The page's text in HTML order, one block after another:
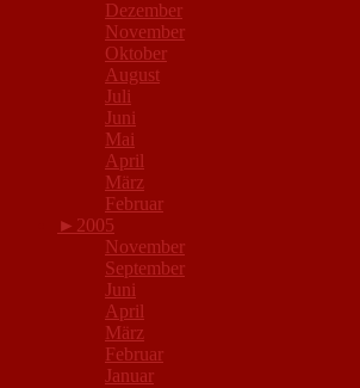
Dezember
November
Oktober
August
Juli
Juni
Mai
April
März
Februar
► 2005
November
September
Juni
April
März
Februar
Januar